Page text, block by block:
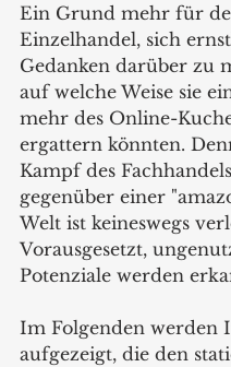
Ein Grund mehr für
Einzelhandel, sich
Gedanken darüber zu
auf welche Weise sie
mehr des Online-
ergattern könnten.
Kampf des Fachhandels
gegenüber einer
Welt ist keineswegs
Vorausgesetzt,
Potenziale werden
Im Folgenden werden
aufgezeigt, die den